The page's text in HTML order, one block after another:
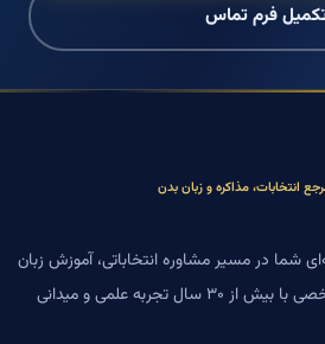
فرم تماس
انتخابات، مذاکره و زبان بدن
شما در مسیر مشاوره انتخاباتی، آموزش زبان
بدن، فنون مذاکره و برندسازی شخصی با بیش از ۳۰ سال تجربه علمی و میدانی